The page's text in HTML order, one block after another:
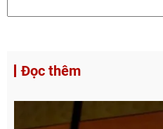
Đọc thêm